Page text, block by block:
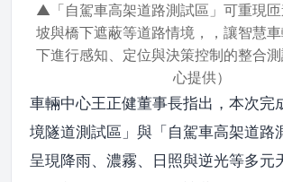
▲「自駕車高架道路測試區」可重現
坡與橋下遮蔽等道路情境，，讓智慧
下進行感知、定位與決策控制的整合
心提供）
車輛中心王正健董事長指出，本次完
境隧道測試區」與「自駕車高架道路
呈現降雨、濃霧、日照與逆光等多元